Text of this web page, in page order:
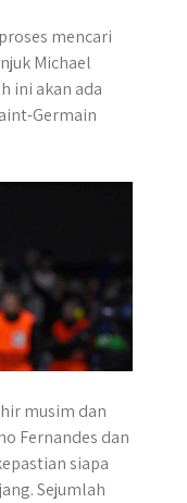
a
r
e
mencari
Michael
ini akan ada
Germain
musim dan
Fernandes dan
siapa
Sejumlah